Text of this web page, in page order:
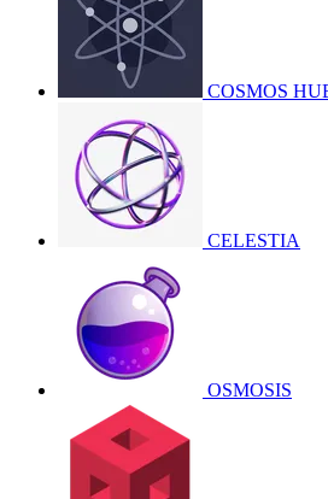
COSMOS
CELESTIA
OSMOSIS